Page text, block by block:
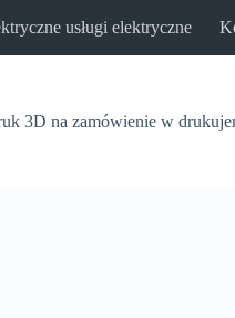
usługi elektryczne
3D na zamówienie w